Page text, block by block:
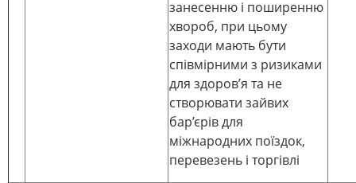
занесенню і поширенню
хвороб, при цьому
заходи мають бути
співмірними з ризиками
для здоров’я та не
створювати зайвих
бар’єрів для
міжнародних поїздок,
перевезень і торгівлі